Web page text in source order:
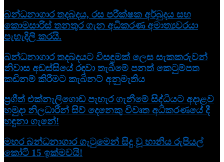
බන්ධනාගාර තදබදය, රස පරීක්ෂක අර්බුදය සහ
කොමසාරිස් තනතුර ගැන අධිකරණ අමාත්‍යවරයා
පැහැදිලි කරයි.
බන්ධනාගාර තදබදයට විසඳුමක් ලෙස සැකකරුවන්
නිවාස අඩස්සියේ රඳවා තැබීමේ පනත් කෙටුම්පත
කඩිනම් කිරීමට කැබිනට් අනුමැතිය
ප්‍රගීත් එක්නැලිගොඩ පැහැර ගැනීමේ සිද්ධියට අදාළව
හමුදා නිලධාරීන් සිව් දෙනෙකු විවෘත අධි­ක­ර­ණ­යේ දී
හඳුනා ගැනේ!
මහර බන්ධනාගාර ගැටුමෙන් සිදු වූ හානිය රුපියල්
කෝටි 15 ඉක්මවයි!